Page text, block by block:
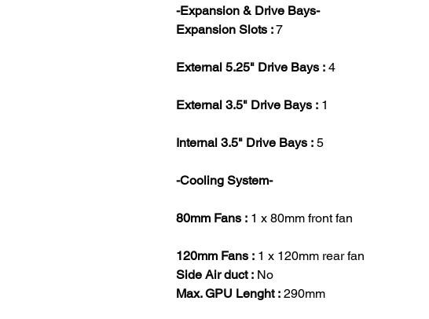
-Expansion & Drive Bays-
Expansion Slots :7
External 5.25" Drive Bays : 4
External 3.5" Drive Bays : 1
Internal 3.5" Drive Bays : 5
-Cooling System-
80mm Fans : 1 x 80mm front fan
120mm Fans : 1 x 120mm rear fan
Side Air duct : No
Max. GPU Lenght : 290mm